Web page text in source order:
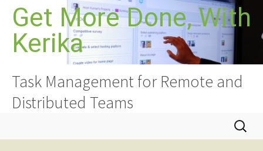
conținut
Get More Done, With
Kerika
Task Management for Remote and
Distributed Teams
Caută
după: